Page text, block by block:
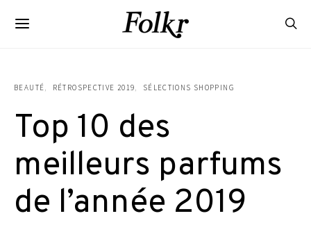
BEAUTÉ RÉTROSPECTIVE 2019 SÉLECTIONS SHOPPING
Top 10 des
meilleurs parfums
de l’année 2019